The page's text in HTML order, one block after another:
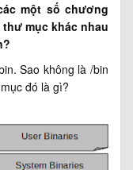
một số chương
mục khác nhau
Sao không là /bin
đó là gì?